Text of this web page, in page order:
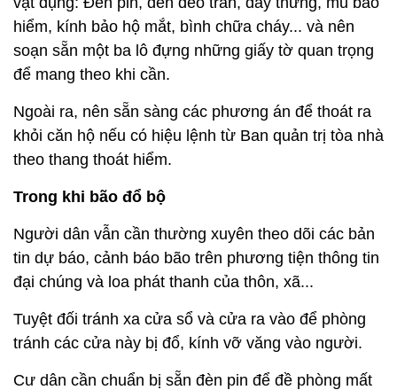
hiểm, kính bảo hộ mắt, bình chữa cháy... và nên
soạn sẵn một ba lô đựng những giấy tờ quan trọng
để mang theo khi cần.
Ngoài ra, nên sẵn sàng các phương án để thoát ra
khỏi căn hộ nếu có hiệu lệnh từ Ban quản trị tòa nhà
theo thang thoát hiểm.
Trong khi bão đổ bộ
Người dân vẫn cần thường xuyên theo dõi các bản
tin dự báo, cảnh báo bão trên phương tiện thông tin
đại chúng và loa phát thanh của thôn, xã...
Tuyệt đối tránh xa cửa sổ và cửa ra vào để phòng
tránh các cửa này bị đổ, kính vỡ văng vào người.
Cư dân cần chuẩn bị sẵn đèn pin để đề phòng mất